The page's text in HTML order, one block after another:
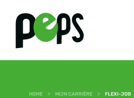
HOME > MIJN CARRIÈRE > FLEXI-JOB